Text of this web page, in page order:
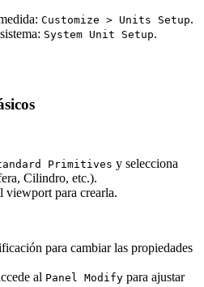
Customize > Units Setup.
System Unit Setup.
Primitives y selecciona
Cilindro, etc.).
para crearla.
para cambiar las propiedades
al Panel Modify para ajustar